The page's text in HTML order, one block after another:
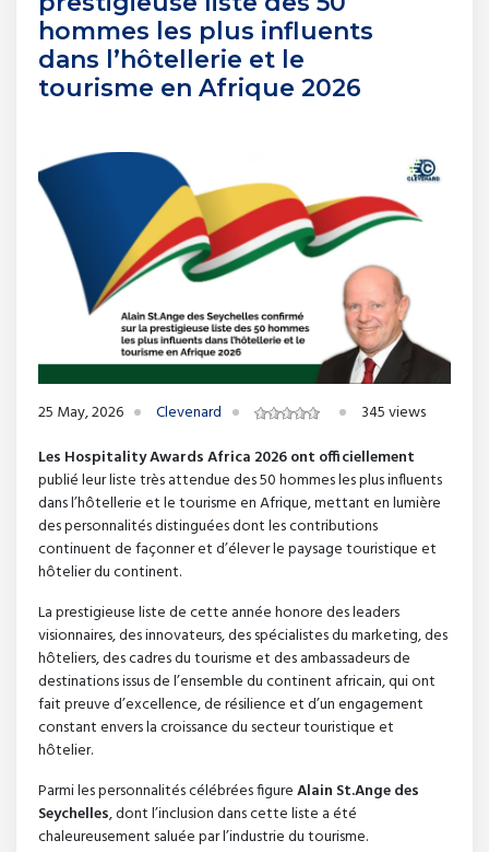
hommes les plus influents
dans l’hôtellerie et le
tourisme en Afrique 2026
25 May, 2026 Clevenard
345 views
Les Hospitality Awards Africa 2026 ont officiellement
publié leur liste très attendue des 50 hommes les plus influents
dans l’hôtellerie et le tourisme en Afrique, mettant en lumière
des personnalités distinguées dont les contributions
continuent de façonner et d’élever le paysage touristique et
hôtelier du continent.
La prestigieuse liste de cette année honore des leaders
visionnaires, des innovateurs, des spécialistes du marketing, des
hôteliers, des cadres du tourisme et des ambassadeurs de
destinations issus de l’ensemble du continent africain, qui ont
fait preuve d’excellence, de résilience et d’un engagement
constant envers la croissance du secteur touristique et
hôtelier.
Parmi les personnalités célébrées figureAlain St.Ange des
Seychelles, dont l’inclusion dans cette liste a été
chaleureusement saluée par l’industrie du tourisme.